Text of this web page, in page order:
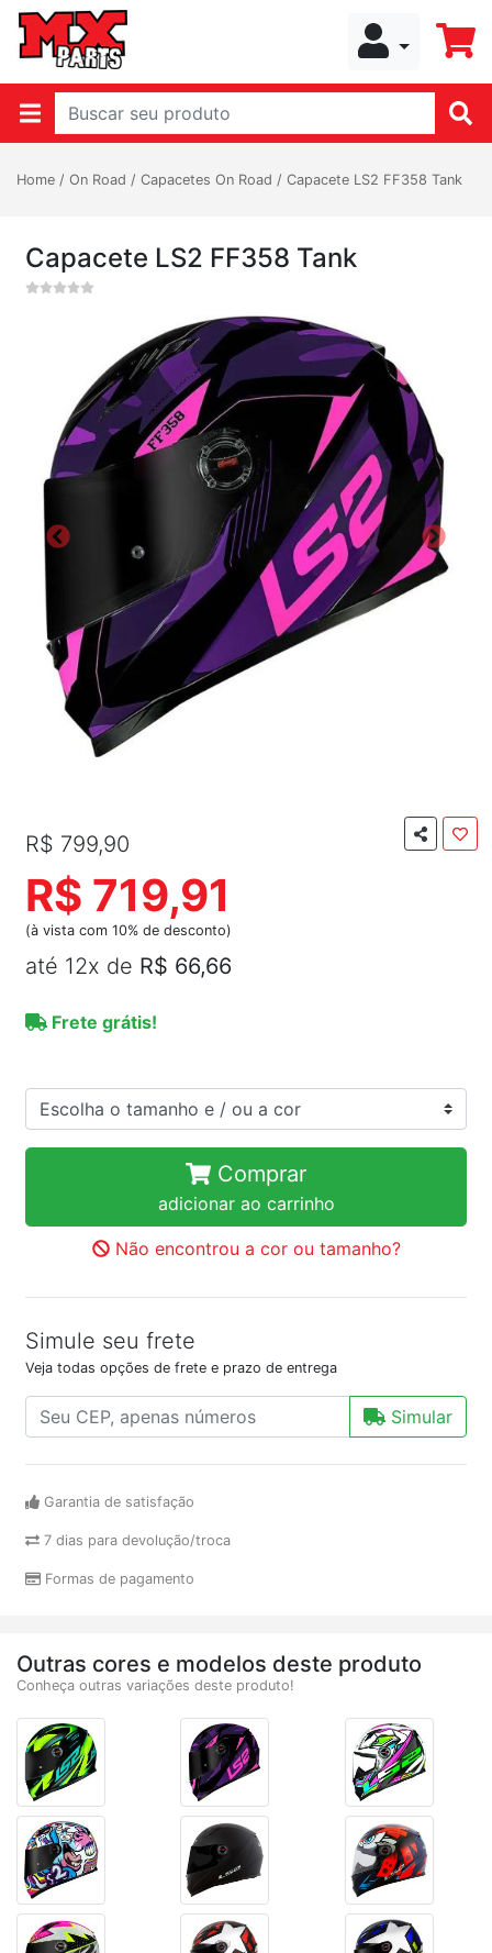
Home / On Road / Capacetes On Road / Capacete LS2 FF358 Tank
Capacete LS2 FF358 Tank
R$ 799,90
R$ 719,91
(à vista com 10% de desconto)
até 12x de R$ 66,66
Frete grátis!
Comprar
adicionar ao carrinho
Não encontrou a cor ou tamanho?
Simule seu frete
Veja todas opções de frete e prazo de entrega
Simular
Garantia de satisfação
7 dias para devolução/troca
Formas de pagamento
Outras cores e modelos deste produto
Conheça outras variações deste produto!